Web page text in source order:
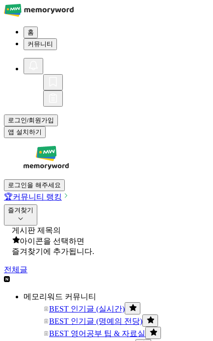
홈
커뮤니티
로그인/회원가입
앱 설치하기
로그인을 해주세요
🏆커뮤니티 랭킹
즐겨찾기
게시판 제목의
아이콘을 선택하면
즐겨찾기에 추가됩니다.
전체글
메모리워드 커뮤니티
BEST 인기글 (실시간)
BEST 인기글 (명예의 전당)
BEST 영어공부 팁 & 자료실